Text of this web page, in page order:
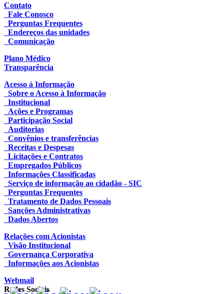
Contato
Fale Conosco
Perguntas Frequentes
Endereços das unidades
Comunicação
Plano Médico
Transparência
Acesso à Informação
Sobre o Acesso à Informação
Institucional
Ações e Programas
Participação Social
Auditorias
Convênios e transferências
Receitas e Despesas
Licitações e Contratos
Empregados Públicos
Informações Classificadas
Serviço de informação ao cidadão - SIC
Perguntas Frequentes
Tratamento de Dados Pessoais
Sanções Administrativas
Dados Abertos
Relações com Acionistas
Visão Institucional
Governança Corporativa
Informações aos Acionistas
Webmail
Redes Sociais